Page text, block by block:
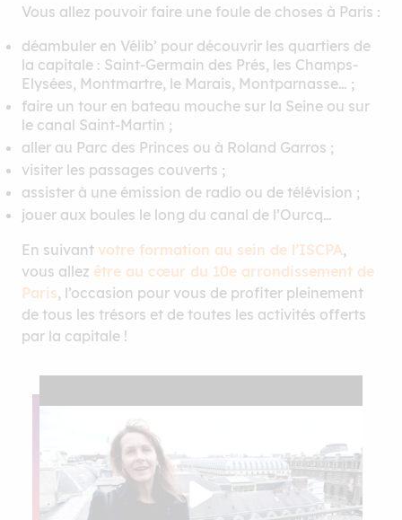
Vous allez pouvoir faire une foule de choses à Paris :
déambuler en Vélib’ pour découvrir les quartiers de
la capitale : Saint-Germain des Prés, les Champs-
Elysées, Montmartre, le Marais, Montparnasse… ;
faire un tour en bateau mouche sur la Seine ou sur
le canal Saint-Martin ;
aller au Parc des Princes ou à Roland Garros ;
visiter les passages couverts ;
assister à une émission de radio ou de télévision ;
jouer aux boules le long du canal de l’Ourcq…
En suivant votre formation au sein de l’ISCPA,
vous allez être au cœur du 10e arrondissement de
Paris, l’occasion pour vous de profiter pleinement
de tous les trésors et de toutes les activités offerts
par la capitale !